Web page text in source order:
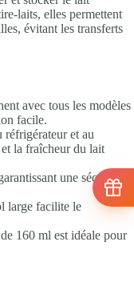
laits, elles permettent
évitant les transferts
avec tous les modèles
facile.
réfrigérateur et au
la fraîcheur du lait
une sécurité
large facilite le
160 ml est idéale pour